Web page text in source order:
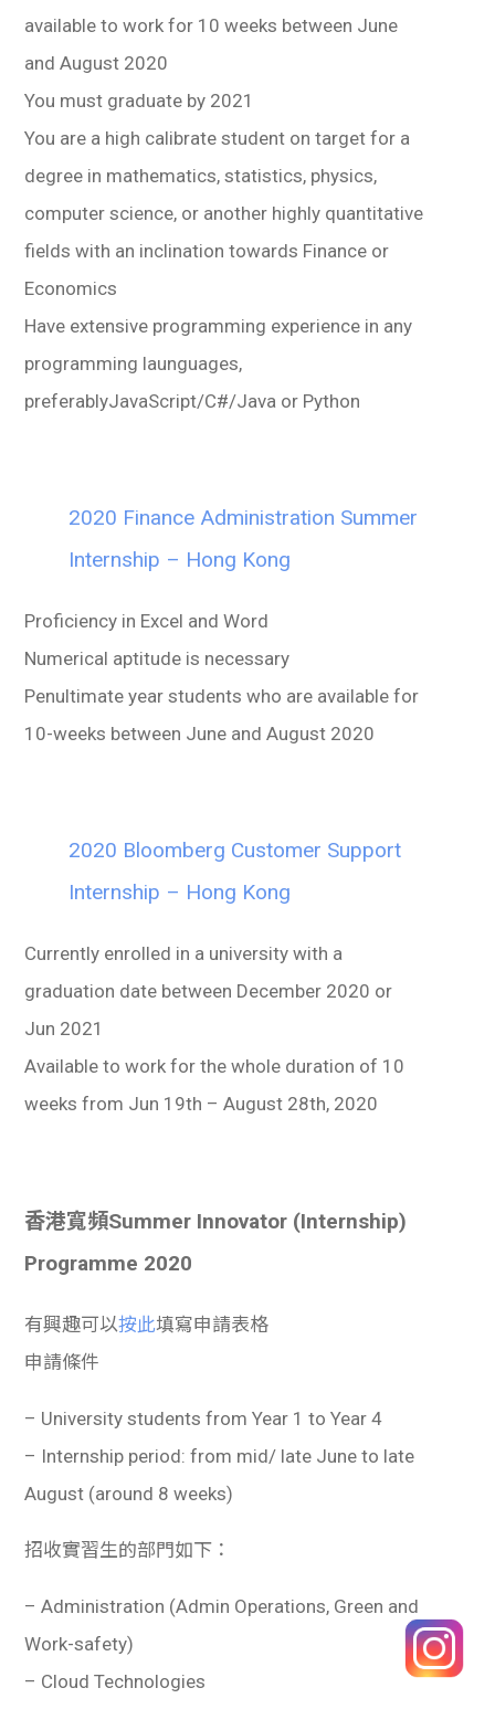
available to work for 10 weeks between June
and August 2020
You must graduate by 2021
You are a high calibrate student on target for a
degree in mathematics, statistics, physics,
computer science, or another highly quantitative
fields with an inclination towards Finance or
Economics
Have extensive programming experience in any
programming launguages,
preferablyJavaScript/C#/Java or Python
2020 Finance Administration Summer
Internship – Hong Kong
Proficiency in Excel and Word
Numerical aptitude is necessary
Penultimate year students who are available for
10-weeks between June and August 2020
2020 Bloomberg Customer Support
Internship – Hong Kong
Currently enrolled in a university with a
graduation date between December 2020 or
Jun 2021
Available to work for the whole duration of 10
weeks from Jun 19th – August 28th, 2020
香港寬頻Summer Innovator (Internship)
Programme 2020
有興趣可以按此填寫申請表格
申請條件
– University students from Year 1 to Year 4
– Internship period: from mid/ late June to late
August (around 8 weeks)
招收實習生的部門如下：
– Administration (Admin Operations, Green and
Work-safety)
– Cloud Technologies